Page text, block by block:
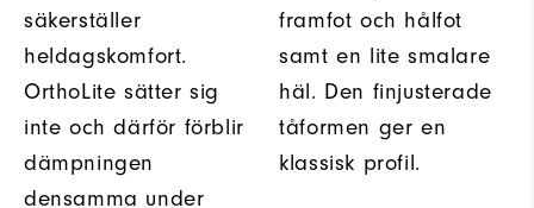
säkerställer
heldagskomfort.
OrthoLite sätter sig
inte och därför förblir
dämpningen
densamma under
framfot och hålfot
samt en lite smalare
häl. Den finjusterade
tåformen ger en
klassisk profil.